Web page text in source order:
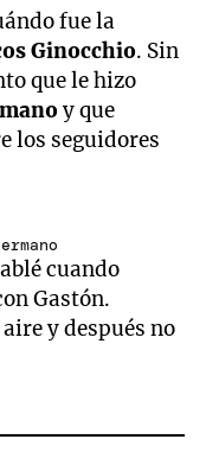
fue la
Ginocchio. Sin
que le hizo
y que
los seguidores
cuando
Gastón.
y después no